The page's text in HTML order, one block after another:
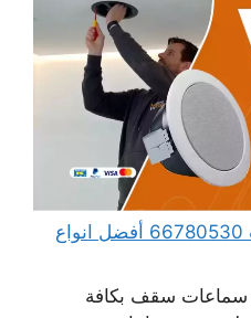
فني سماعات سقف بلوتوث 66780530 أفضل انواع
سماعات سقف بكافة